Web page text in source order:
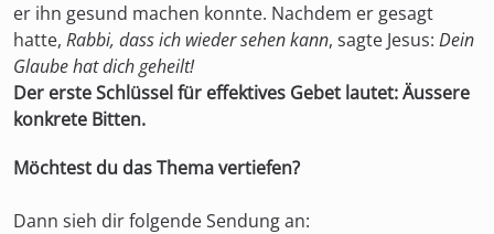
er ihn gesund machen konnte. Nachdem er gesagt
hatte, Rabbi, dass ich wieder sehen kann, sagte Jesus: Dein
Glaube hat dich geheilt!
Der erste Schlüssel für effektives Gebet lautet: Äussere
konkrete Bitten.
Möchtest du das Thema vertiefen?
Dann sieh dir folgende Sendung an: